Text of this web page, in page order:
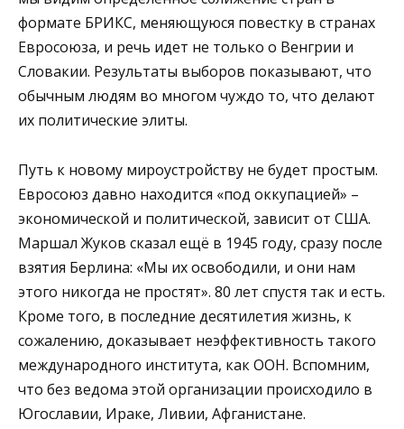
формате БРИКС, меняющуюся повестку в странах
Евросоюза, и речь идет не только о Венгрии и
Словакии. Результаты выборов показывают, что
обычным людям во многом чуждо то, что делают
их политические элиты.
Путь к новому мироустройству не будет простым.
Евросоюз давно находится «под оккупацией» –
экономической и политической, зависит от США.
Маршал Жуков сказал ещё в 1945 году, сразу после
взятия Берлина: «Мы их освободили, и они нам
этого никогда не простят». 80 лет спустя так и есть.
Кроме того, в последние десятилетия жизнь, к
сожалению, доказывает неэффективность такого
международного института, как ООН. Вспомним,
что без ведома этой организации происходило в
Югославии, Ираке, Ливии, Афганистане.